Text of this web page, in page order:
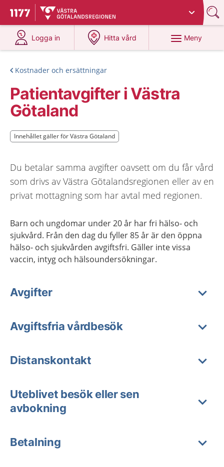
Till startsidan för 1177
Du har valt region
Logga in
på 1177.se
Hitta vård
på 1177.se
Meny
Kostnader och ersättningar
Patientavgifter i Västra
Götaland
Innehållet gäller för Västra Götaland
Innehållet gäller för Västra Götaland
Du betalar samma avgifter oavsett om du får vård
som drivs av Västra Götalandsregionen eller av en
privat mottagning som har avtal med regionen.
Barn och ungdomar under 20 år har fri hälso- och
sjukvård. Från den dag du fyller 85 år är den öppna
hälso- och sjukvården avgiftsfri. Gäller inte vissa
vaccin, intyg och hälsoundersökningar.
Avgifter
Avgiftsfria vårdbesök
Distanskontakt
Uteblivet besök eller sen
avbokning
Betalning